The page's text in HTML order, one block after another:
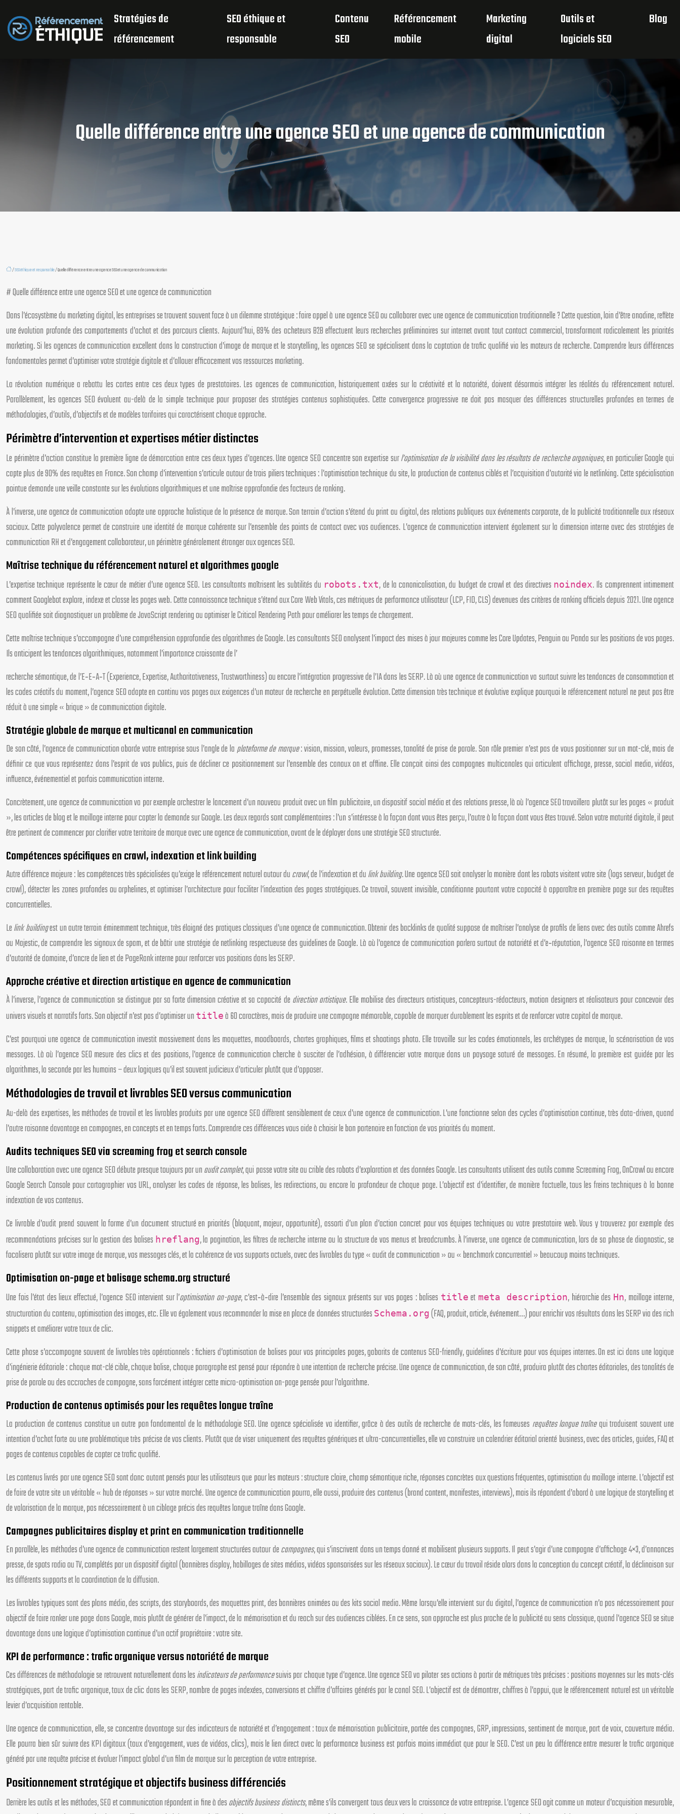
Stratégies de
référencement
SEO éthique et
responsable
Contenu
SEO
Référencement
mobile
Marketing
digital
Outils et
logiciels SEO
Blog
Quelle différence entre une agence SEO et une agence de communication
/SEO éthique et responsable/ Quelle différence entre une agence SEO et une agence de communication
# Quelle différence entre une agence SEO et une agence de communication
Dans l’écosystème du marketing digital, les entreprises se trouvent souvent face à un dilemme stratégique : faire appel à une agence SEO ou collaborer avec une agence de communication traditionnelle ? Cette question, loin d’être anodine, reflète
une évolution profonde des comportements d’achat et des parcours clients. Aujourd’hui, 89% des acheteurs B2B effectuent leurs recherches préliminaires sur internet avant tout contact commercial, transformant radicalement les priorités
marketing. Si les agences de communication excellent dans la construction d’image de marque et le storytelling, les agences SEO se spécialisent dans la captation de trafic qualifié via les moteurs de recherche. Comprendre leurs différences
fondamentales permet d’optimiser votre stratégie digitale et d’allouer efficacement vos ressources marketing.
La révolution numérique a rebattu les cartes entre ces deux types de prestataires. Les agences de communication, historiquement axées sur la créativité et la notoriété, doivent désormais intégrer les réalités du référencement naturel.
Parallèlement, les agences SEO évoluent au-delà de la simple technique pour proposer des stratégies contenus sophistiquées. Cette convergence progressive ne doit pas masquer des différences structurelles profondes en termes de
méthodologies, d’outils, d’objectifs et de modèles tarifaires qui caractérisent chaque approche.
Périmètre d’intervention et expertises métier distinctes
Le périmètre d’action constitue la première ligne de démarcation entre ces deux types d’agences. Une agence SEO concentre son expertise surl’optimisation de la visibilité dans les résultats de recherche organiques, en particulier Google qui
capte plus de 90% des requêtes en France. Son champ d’intervention s’articule autour de trois piliers techniques : l’optimisation technique du site, la production de contenus ciblés et l’acquisition d’autorité via le netlinking. Cette spécialisation
pointue demande une veille constante sur les évolutions algorithmiques et une maîtrise approfondie des facteurs de ranking.
À l’inverse, une agence de communication adopte une approche holistique de la présence de marque. Son terrain d’action s’étend du print au digital, des relations publiques aux événements corporate, de la publicité traditionnelle aux réseaux
sociaux. Cette polyvalence permet de construire une identité de marque cohérente sur l’ensemble des points de contact avec vos audiences. L’agence de communication intervient également sur la dimension interne avec des stratégies de
communication RH et d’engagement collaborateur, un périmètre généralement étranger aux agences SEO.
Maîtrise technique du référencement naturel et algorithmes google
L’expertise technique représente le cœur de métier d’une agence SEO. Les consultants maîtrisent les subtilités du robots.txt, de la canonicalisation, du budget de crawl et des directives noindex. Ils comprennent intimement
comment Googlebot explore, indexe et classe les pages web. Cette connaissance technique s’étend aux Core Web Vitals, ces métriques de performance utilisateur (LCP, FID, CLS) devenues des critères de ranking officiels depuis 2021. Une agence
SEO qualifiée sait diagnostiquer un problème de JavaScript rendering ou optimiser le Critical Rendering Path pour améliorer les temps de chargement.
Cette maîtrise technique s’accompagne d’une compréhension approfondie des algorithmes de Google. Les consultants SEO analysent l’impact des mises à jour majeures comme les Core Updates, Penguin ou Panda sur les positions de vos pages.
Ils anticipent les tendances algorithmiques, notamment l’importance croissante de l’
recherche sémantique, de l’E‑E‑A‑T (Experience, Expertise, Authoritativeness, Trustworthiness) ou encore l’intégration progressive de l’IA dans les SERP. Là où une agence de communication va surtout suivre les tendances de consommation et
les codes créatifs du moment, l’agence SEO adapte en continu vos pages aux exigences d’un moteur de recherche en perpétuelle évolution. Cette dimension très technique et évolutive explique pourquoi le référencement naturel ne peut pas être
réduit à une simple « brique » de communication digitale.
Stratégie globale de marque et multicanal en communication
De son côté, l’agence de communication aborde votre entreprise sous l’angle de laplateforme de marque: vision, mission, valeurs, promesses, tonalité de prise de parole. Son rôle premier n’est pas de vous positionner sur un mot-clé, mais de
définir ce que vous représentez dans l’esprit de vos publics, puis de décliner ce positionnement sur l’ensemble des canaux on et offline. Elle conçoit ainsi des campagnes multicanales qui articulent affichage, presse, social media, vidéos,
influence, événementiel et parfois communication interne.
Concrètement, une agence de communication va par exemple orchestrer le lancement d’un nouveau produit avec un film publicitaire, un dispositif social média et des relations presse, là où l’agence SEO travaillera plutôt sur les pages « produit
», les articles de blog et le maillage interne pour capter la demande sur Google. Les deux regards sont complémentaires : l’un s’intéresse à la façon dont vous êtes perçu, l’autre à la façon dont vous êtes trouvé. Selon votre maturité digitale, il peut
être pertinent de commencer par clarifier votre territoire de marque avec une agence de communication, avant de le déployer dans une stratégie SEO structurée.
Compétences spécifiques en crawl, indexation et link building
Autre différence majeure : les compétences très spécialisées qu’exige le référencement naturel autour ducrawl, de l’indexation et dulink building. Une agence SEO sait analyser la manière dont les robots visitent votre site (logs serveur, budget de
crawl), détecter les zones profondes ou orphelines, et optimiser l’architecture pour faciliter l’indexation des pages stratégiques. Ce travail, souvent invisible, conditionne pourtant votre capacité à apparaître en première page sur des requêtes
concurrentielles.
Lelink buildingest un autre terrain éminemment technique, très éloigné des pratiques classiques d’une agence de communication. Obtenir des backlinks de qualité suppose de maîtriser l’analyse de profils de liens avec des outils comme Ahrefs
ou Majestic, de comprendre les signaux de spam, et de bâtir une stratégie de netlinking respectueuse des guidelines de Google. Là où l’agence de communication parlera surtout de notoriété et d’e‑réputation, l’agence SEO raisonne en termes
d’autorité de domaine, d’ancre de lien et de PageRank interne pour renforcer vos positions dans les SERP.
Approche créative et direction artistique en agence de communication
À l’inverse, l’agence de communication se distingue par sa forte dimension créative et sa capacité dedirection artistique. Elle mobilise des directeurs artistiques, concepteurs-rédacteurs, motion designers et réalisateurs pour concevoir des
univers visuels et narratifs forts. Son objectif n’est pas d’optimiser un title à 60 caractères, mais de produire une campagne mémorable, capable de marquer durablement les esprits et de renforcer votre capital de marque.
C’est pourquoi une agence de communication investit massivement dans les maquettes, moodboards, chartes graphiques, films et shootings photo. Elle travaille sur les codes émotionnels, les archétypes de marque, la scénarisation de vos
messages. Là où l’agence SEO mesure des clics et des positions, l’agence de communication cherche à susciter de l’adhésion, à différencier votre marque dans un paysage saturé de messages. En résumé, la première est guidée par les
algorithmes, la seconde par les humains – deux logiques qu’il est souvent judicieux d’articuler plutôt que d’opposer.
Méthodologies de travail et livrables SEO versus communication
Au-delà des expertises, les méthodes de travail et les livrables produits par une agence SEO diffèrent sensiblement de ceux d’une agence de communication. L’une fonctionne selon des cycles d’optimisation continue, très data-driven, quand
l’autre raisonne davantage en campagnes, en concepts et en temps forts. Comprendre ces différences vous aide à choisir le bon partenaire en fonction de vos priorités du moment.
Audits techniques SEO via screaming frog et search console
Une collaboration avec une agence SEO débute presque toujours par unaudit complet, qui passe votre site au crible des robots d’exploration et des données Google. Les consultants utilisent des outils comme Screaming Frog, OnCrawl ou encore
Google Search Console pour cartographier vos URL, analyser les codes de réponse, les balises, les redirections, ou encore la profondeur de chaque page. L’objectif est d’identifier, de manière factuelle, tous les freins techniques à la bonne
indexation de vos contenus.
Ce livrable d’audit prend souvent la forme d’un document structuré en priorités (bloquant, majeur, opportunité), assorti d’un plan d’action concret pour vos équipes techniques ou votre prestataire web. Vous y trouverez par exemple des
recommandations précises sur la gestion des balises hreflang, la pagination, les filtres de recherche interne ou la structure de vos menus et breadcrumbs. À l’inverse, une agence de communication, lors de sa phase de diagnostic, se
focalisera plutôt sur votre image de marque, vos messages clés, et la cohérence de vos supports actuels, avec des livrables du type « audit de communication » ou « benchmark concurrentiel » beaucoup moins techniques.
Optimisation on-page et balisage schema.org structuré
Une fois l’état des lieux effectué, l’agence SEO intervient sur l’optimisation on-page, c’est‑à‑dire l’ensemble des signaux présents sur vos pages : balises title et meta description, hiérarchie des Hn, maillage interne,
structuration du contenu, optimisation des images, etc. Elle va également vous recommander la mise en place de données structurées Schema.org (FAQ, produit, article, événement…) pour enrichir vos résultats dans les SERP via des rich
snippets et améliorer votre taux de clic.
Cette phase s’accompagne souvent de livrables très opérationnels : fichiers d’optimisation de balises pour vos principales pages, gabarits de contenus SEO-friendly, guidelines d’écriture pour vos équipes internes. On est ici dans une logique
d’ingénierie éditoriale : chaque mot-clé cible, chaque balise, chaque paragraphe est pensé pour répondre à une intention de recherche précise. Une agence de communication, de son côté, produira plutôt des chartes éditoriales, des tonalités de
prise de parole ou des accroches de campagne, sans forcément intégrer cette micro-optimisation on-page pensée pour l’algorithme.
Production de contenus optimisés pour les requêtes longue traîne
La production de contenus constitue un autre pan fondamental de la méthodologie SEO. Une agence spécialisée va identifier, grâce à des outils de recherche de mots-clés, les fameuses requêtes longue traînequi traduisent souvent une
intention d’achat forte ou une problématique très précise de vos clients. Plutôt que de viser uniquement des requêtes génériques et ultra-concurrentielles, elle va construire un calendrier éditorial orienté business, avec des articles, guides, FAQ et
pages de contenus capables de capter ce trafic qualifié.
Les contenus livrés par une agence SEO sont donc autant pensés pour les utilisateurs que pour les moteurs : structure claire, champ sémantique riche, réponses concrètes aux questions fréquentes, optimisation du maillage interne. L’objectif est
de faire de votre site un véritable « hub de réponses » sur votre marché. Une agence de communication pourra, elle aussi, produire des contenus (brand content, manifestes, interviews), mais ils répondent d’abord à une logique de storytelling et
de valorisation de la marque, pas nécessairement à un ciblage précis des requêtes longue traîne dans Google.
Campagnes publicitaires display et print en communication traditionnelle
En parallèle, les méthodes d’une agence de communication restent largement structurées autour decampagnes, qui s’inscrivent dans un temps donné et mobilisent plusieurs supports. Il peut s’agir d’une campagne d’affichage 4×3, d’annonces
presse, de spots radio ou TV, complétés par un dispositif digital (bannières display, habillages de sites médias, vidéos sponsorisées sur les réseaux sociaux). Le cœur du travail réside alors dans la conception du concept créatif, la déclinaison sur
les différents supports et la coordination de la diffusion.
Les livrables typiques sont des plans média, des scripts, des storyboards, des maquettes print, des bannières animées ou des kits social media. Même lorsqu’elle intervient sur du digital, l’agence de communication n’a pas nécessairement pour
objectif de faire ranker une page dans Google, mais plutôt de générer de l’impact, de la mémorisation et du reach sur des audiences ciblées. En ce sens, son approche est plus proche de la publicité au sens classique, quand l’agence SEO se situe
davantage dans une logique d’optimisation continue d’un actif propriétaire : votre site.
KPI de performance : trafic organique versus notoriété de marque
Ces différences de méthodologie se retrouvent naturellement dans lesindicateurs de performancesuivis par chaque type d’agence. Une agence SEO va piloter ses actions à partir de métriques très précises : positions moyennes sur les mots-clés
stratégiques, part de trafic organique, taux de clic dans les SERP, nombre de pages indexées, conversions et chiffre d’affaires générés par le canal SEO. L’objectif est de démontrer, chiffres à l’appui, que le référencement naturel est un véritable
levier d’acquisition rentable.
Une agence de communication, elle, se concentre davantage sur des indicateurs de notoriété et d’engagement : taux de mémorisation publicitaire, portée des campagnes, GRP, impressions, sentiment de marque, part de voix, couverture média.
Elle pourra bien sûr suivre des KPI digitaux (taux d’engagement, vues de vidéos, clics), mais le lien direct avec la performance business est parfois moins immédiat que pour le SEO. C’est un peu la différence entre mesurer le trafic organique
généré par une requête précise et évaluer l’impact global d’un film de marque sur la perception de votre entreprise.
Positionnement stratégique et objectifs business différenciés
Derrière les outils et les méthodes, SEO et communication répondent in fine à desobjectifs business distincts, même s’ils convergent tous deux vers la croissance de votre entreprise. L’agence SEO agit comme un moteur d’acquisition mesurable,